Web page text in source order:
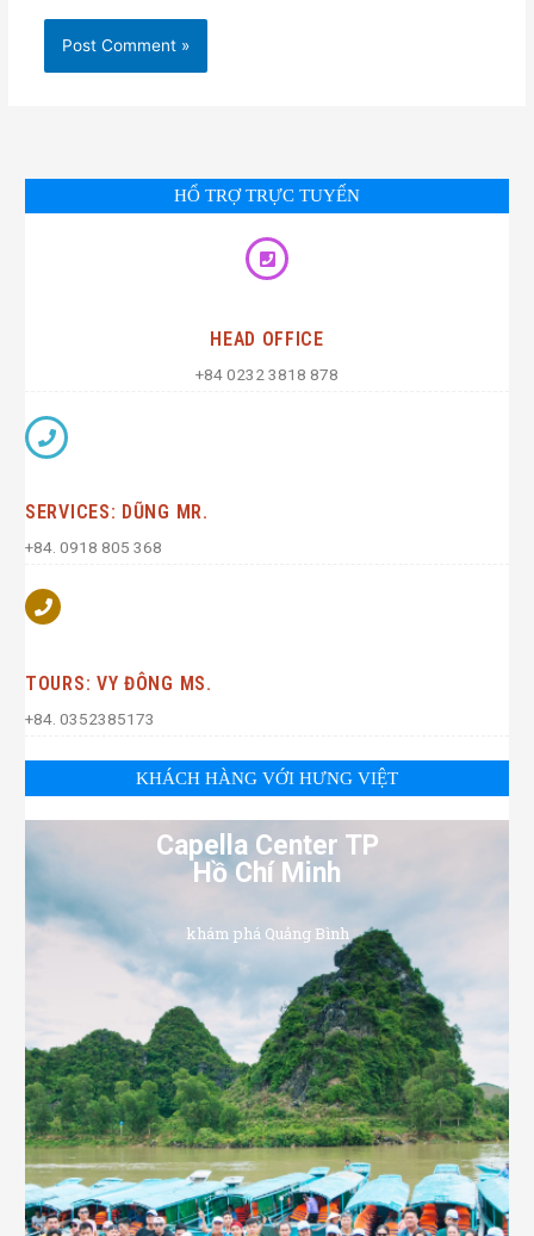
HỔ TRỢ TRỰC TUYẾN
HEAD OFFICE
+84 0232 3818 878
SERVICES: DŨNG MR.
+84. 0918 805 368
TOURS: VY ĐÔNG MS.
+84. 0352385173
KHÁCH HÀNG VỚI HƯNG VIỆT
Capella Center TP
Hồ Chí Minh
khám phá Quảng Bình